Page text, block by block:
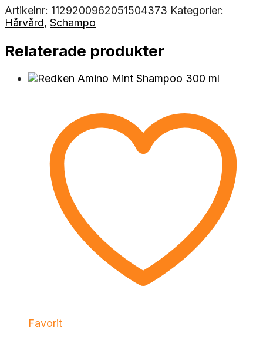
Artikelnr: 1129200962051504373 Kategorier:
Hårvård, Schampo
Relaterade produkter
Favorit